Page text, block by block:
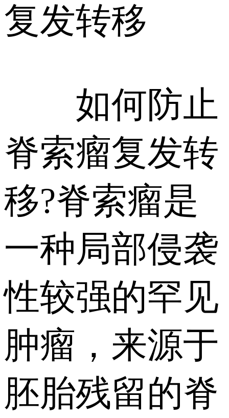
复发转移
如何防止
脊索瘤复发转
移?脊索瘤是
一种局部侵袭
性较强的罕见
肿瘤，来源于
胚胎残留的脊